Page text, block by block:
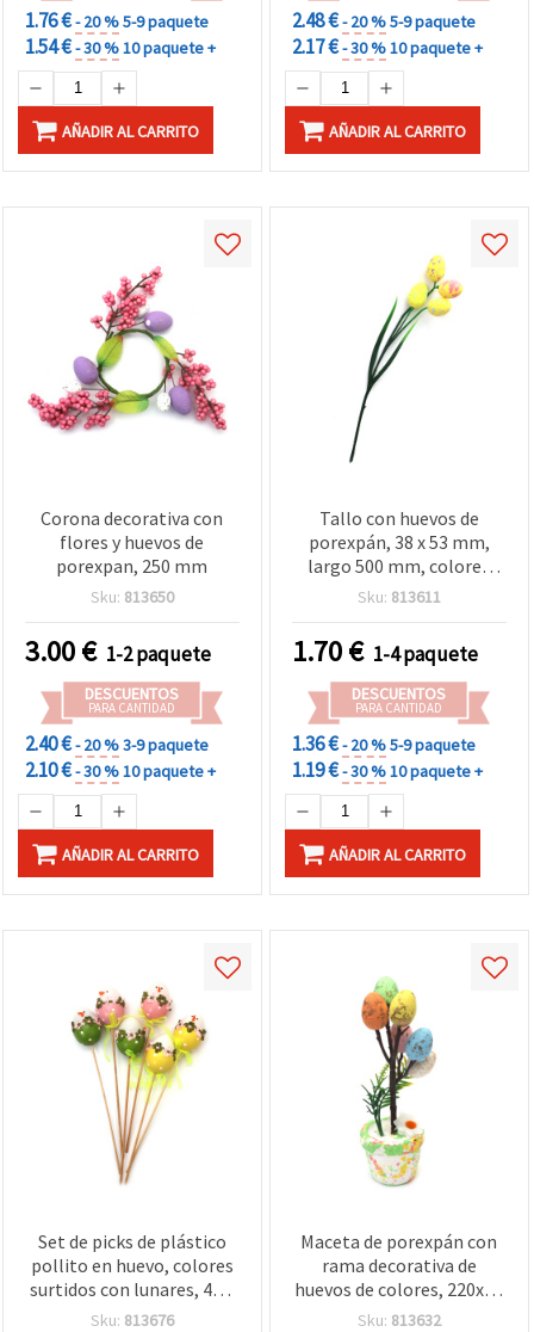
1.76 €- 20 %5-9 paquete
1.54 €- 30 %10 paquete +
AÑADIR AL CARRITO
2.48 €- 20 %5-9 paquete
2.17 €- 30 %10 paquete +
AÑADIR AL CARRITO
Corona decorativa con
flores y huevos de
porexpan, 250 mm
Sku: 813650
3.00€ 1-2 paquete
DESCUENTOS
PARA CANTIDAD
2.40 €- 20 %3-9 paquete
2.10 €- 30 %10 paquete +
AÑADIR AL CARRITO
Tallo con huevos de
porexpán, 38 x 53 mm,
largo 500 mm, colores
surtidos - 4 uds
Sku: 813611
1.70€ 1-4 paquete
DESCUENTOS
PARA CANTIDAD
1.36 €- 20 %5-9 paquete
1.19 €- 30 %10 paquete +
AÑADIR AL CARRITO
Set de picks de plástico
pollito en huevo, colores
surtidos con lunares, 42 x
60 mm, 260 mm - 6 piezas
Sku: 813676
Maceta de porexpán con
rama decorativa de
huevos de colores, 220x70
mm
Sku: 813632